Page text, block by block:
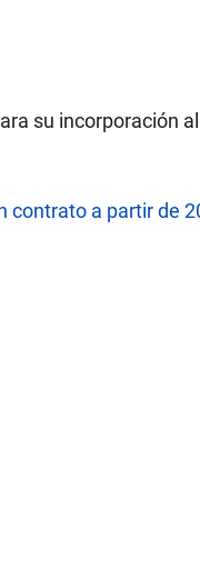
su incorporación
contrato a partir de